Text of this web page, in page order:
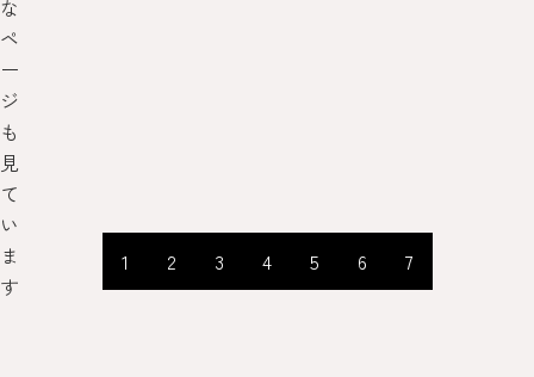
な
ペ
ー
ジ
も
見
て
い
ま
す
1 2 3 4 5 6 7